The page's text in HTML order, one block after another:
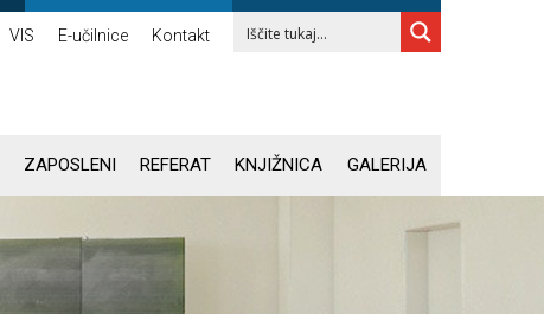
VIS E-učilnice Kontakt
ZAPOSLENI REFERAT KNJIŽNICA GALERIJA